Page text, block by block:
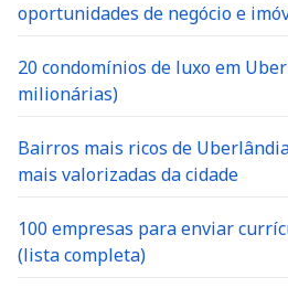
oportunidades de negócio e
20 condomínios de luxo em
milionárias)
Bairros mais ricos de
mais valorizadas da cidade
100 empresas para enviar
(lista completa)